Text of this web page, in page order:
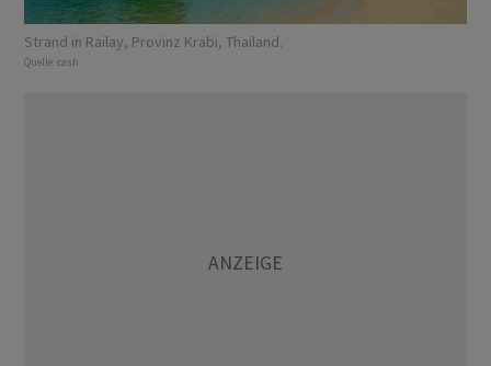
Strand in Railay, Provinz Krabi, Thailand.
Quelle: cash